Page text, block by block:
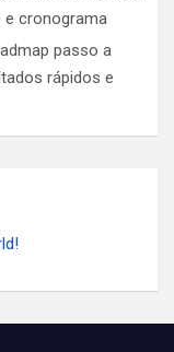
e cronograma
passo a
rápidos e